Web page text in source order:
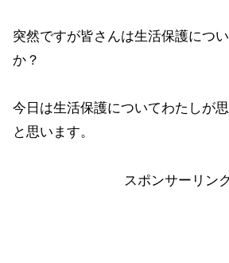
突然ですが皆さんは生活保護につ
か？
今日は生活保護についてわたしが
と思います。
スポンサーリンク